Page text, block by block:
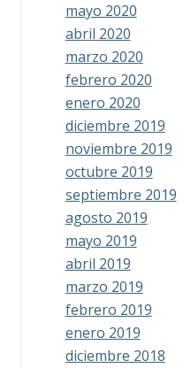
mayo 2020
abril 2020
marzo 2020
febrero 2020
enero 2020
diciembre 2019
noviembre 2019
octubre 2019
septiembre 2019
agosto 2019
mayo 2019
abril 2019
marzo 2019
febrero 2019
enero 2019
diciembre 2018